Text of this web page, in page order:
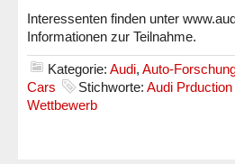
Interessenten finden unter
Informationen zur Teilnahme.
Kategorie: Audi, Auto-
Cars
Stichworte: Audi
Wettbewerb